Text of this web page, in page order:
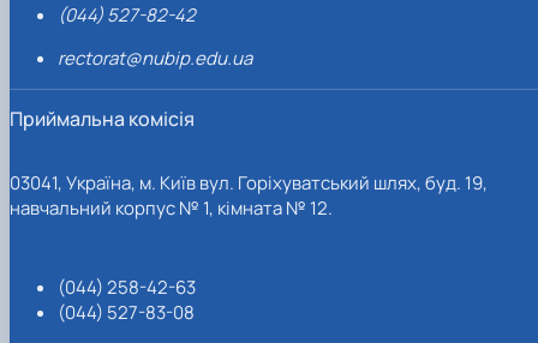
(044) 527-82-42
rectorat@nubip.edu.ua
Приймальна комісія
03041, Україна, м. Київ вул. Горіхуватський шлях, буд. 19,
навчальний корпус № 1, кімната № 12.
(044) 258-42-63
(044) 527-83-08